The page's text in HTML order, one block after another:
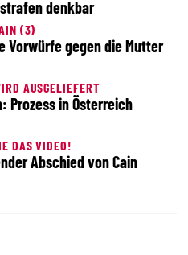
denkbar
(3)
Vorwürfe gegen die Mutter
AUSGELIEFERT
Prozess in Österreich
DAS VIDEO!
Abschied von Cain